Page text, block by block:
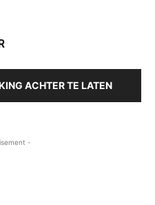
ACHTER TE LATEN
-